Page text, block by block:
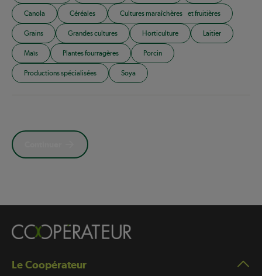
Canola Céréales Cultures maraîchères et fruitières
Grains Grandes cultures Horticulture Laitier
Maïs Plantes fourragères Porcin
Productions spécialisées Soya
Le Coopérateur